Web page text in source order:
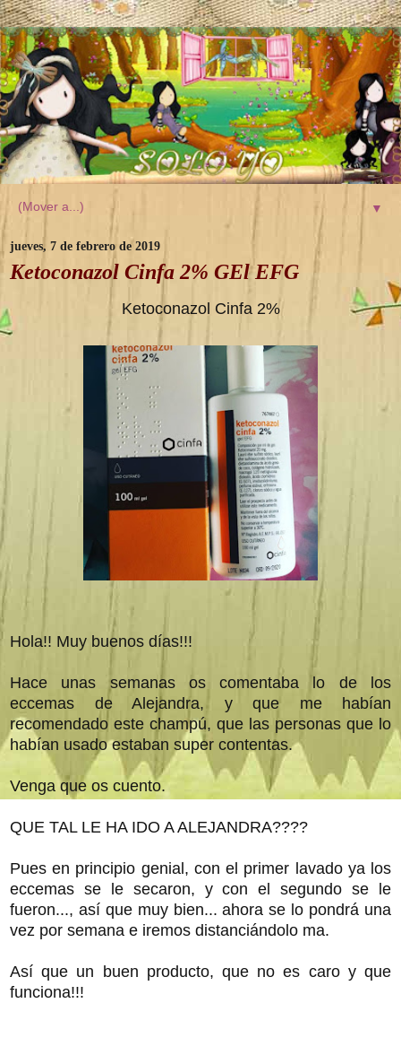
▼
jueves, 7 de febrero de 2019
Ketoconazol Cinfa 2% GEl EFG
Ketoconazol Cinfa 2%
Hola!! Muy buenos días!!!
Hace unas semanas os comentaba lo de los
eccemas de Alejandra, y que me habían
recomendado este champú, que las personas que lo
habían usado estaban super contentas.
Venga que os cuento.
QUE TAL LE HA IDO A ALEJANDRA????
Pues en principio genial, con el primer lavado ya los
eccemas se le secaron, y con el segundo se le
fueron..., así que muy bien... ahora se lo pondrá una
vez por semana e iremos distanciándolo ma.
Así que un buen producto, que no es caro y que
funciona!!!